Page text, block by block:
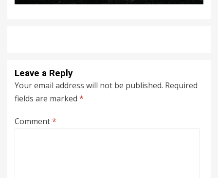
Leave a Reply
Your email address will not be published. Required
fields are marked *
Comment*